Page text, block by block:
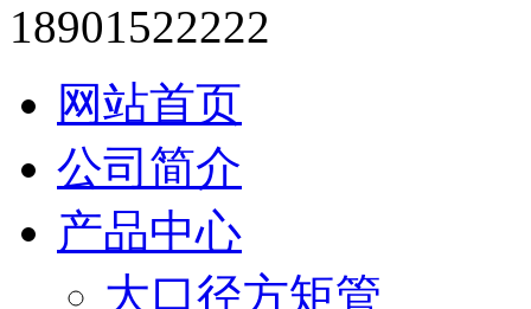
18901522222
网站首页
公司简介
产品中心
大口径方矩管